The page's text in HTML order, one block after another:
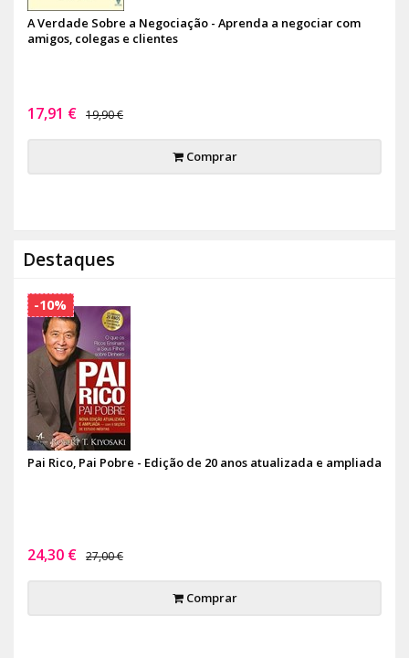
A Verdade Sobre a Negociação - Aprenda a negociar com
amigos, colegas e clientes
17,91 € 19,90 €
Comprar
Destaques
Pai Rico, Pai Pobre - Edição de 20 anos atualizada e ampliada
24,30 € 27,00 €
Comprar
-10%